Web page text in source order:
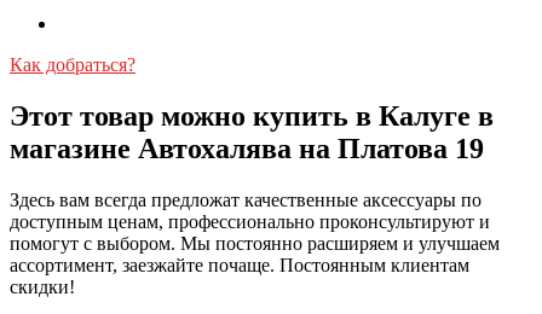
Как добраться?
Этот товар можно купить в Калуге в
магазине Автохалява на Платова 19
Здесь вам всегда предложат качественные аксессуары по
доступным ценам, профессионально проконсультируют и
помогут с выбором. Мы постоянно расширяем и улучшаем
ассортимент, заезжайте почаще. Постоянным клиентам
скидки!